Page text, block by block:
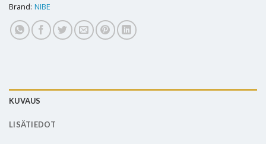
Brand: NIBE
KUVAUS
LISÄTIEDOT